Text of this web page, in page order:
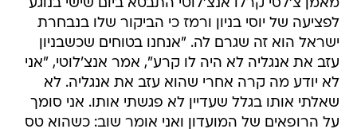
ישראל הוא זה שגרם לה. "אנחנו בטוחים שכשבניון
עזב את אנגליה לא היה לו קרע", אמר אנצ'לוטי, "אני
לא יודע מה קרה אחרי שהוא עזב את אנגליה. לא
שאלתי אותו בגלל שעדיין לא פגשתי אותו. אני סומך
על הרופאים של המועדון ואני אומר שוב: כשהוא טס
לישראל לא היה לו קרע בגיד. הייתה לו בעיה בשוק
והבדיקות הראו מה היא, אבל הגיד שלו היה בסדר.